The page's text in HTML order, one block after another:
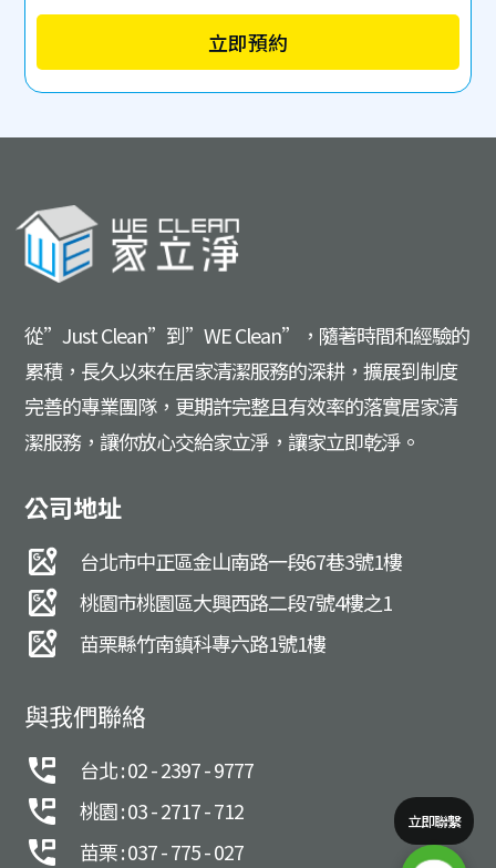
立即聯繫
立即預約
從”Just Clean”到”WE Clean”，隨著時間和經驗的
累積，長久以來在居家清潔服務的深耕，擴展到制度
完善的專業團隊，更期許完整且有效率的落實居家清
潔服務，讓你放心交給家立淨，讓家立即乾淨。
公司地址
台北市中正區金山南路一段67巷3號1樓
桃園市桃園區大興西路二段7號4樓之1
苗栗縣竹南鎮科專六路1號1樓
與我們聯絡
台北 : 02 - 2397 - 9777
桃園 : 03 - 2717 - 712
苗栗 : 037 - 775 - 027